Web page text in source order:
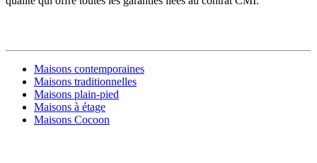
Maisons contemporaines
Maisons traditionnelles
Maisons plain-pied
Maisons à étage
Maisons Cocoon